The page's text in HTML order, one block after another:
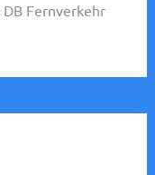
DB Fernverkehr